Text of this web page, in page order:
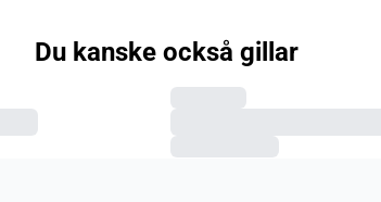
Du kanske också gillar